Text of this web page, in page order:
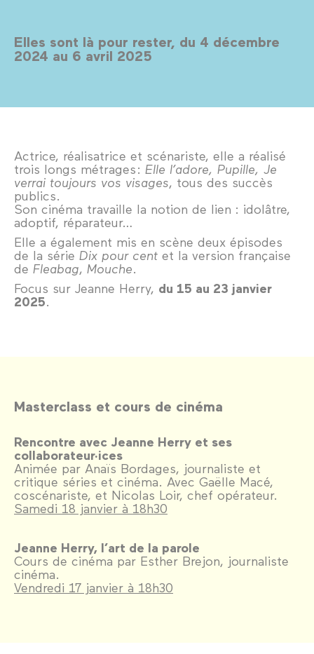
Elles sont là pour rester, du 4 décembre
2024 au 6 avril 2025
Actrice, réalisatrice et scénariste, elle a réalisé
trois longs métrages : Elle l’adore, Pupille, Je
verrai toujours vos visages, tous des succès
publics.
Son cinéma travaille la notion de lien : idolâtre,
adoptif, réparateur…
Elle a également mis en scène deux épisodes
de la série Dix pour cent et la version française
de Fleabag, Mouche.
Focus sur Jeanne Herry, du 15 au 23 janvier
2025.
Masterclass et cours de cinéma
Rencontre avec Jeanne Herry et ses
collaborateur·ices
Animée par Anaïs Bordages, journaliste et
critique séries et cinéma. Avec Gaëlle Macé,
coscénariste, et Nicolas Loir, chef opérateur.
Samedi 18 janvier à 18h30
Jeanne Herry, l’art de la parole
Cours de cinéma par Esther Brejon, journaliste
cinéma.
Vendredi 17 janvier à 18h30